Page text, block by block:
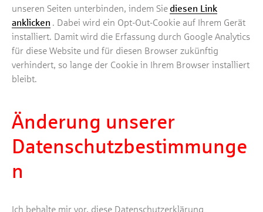
unseren Seiten unterbinden, indem Sie diesen Link
anklicken . Dabei wird ein Opt-Out-Cookie auf Ihrem Gerät
installiert. Damit wird die Erfassung durch Google Analytics
für diese Website und für diesen Browser zukünftig
verhindert, so lange der Cookie in Ihrem Browser installiert
bleibt.
Änderung unserer
Datenschutzbestimmunge
n
Ich behalte mir vor, diese Datenschutzerklärung